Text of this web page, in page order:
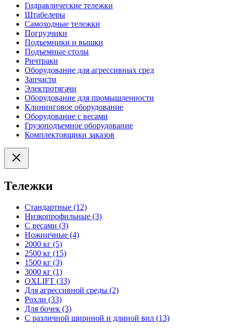
Гидравлические тележки
Штабелеры
Самоходные тележки
Погрузчики
Подъемники и вышки
Подъемные столы
Ричтраки
Оборудование для агрессивных сред
Запчасти
Электротягачи
Оборудование для промышленности
Клининговое оборудование
Оборудование с весами
Грузоподъемное оборудование
Комплектовщики заказов
Тележки
Стандартные (12)
Низкопрофильные (3)
С весами (3)
Ножничные (4)
2000 кг (5)
2500 кг (15)
1500 кг (3)
3000 кг (1)
OXLIFT (33)
Для агрессивной среды (2)
Рохли (33)
Для бочек (3)
С различной шириной и длиной вил (13)